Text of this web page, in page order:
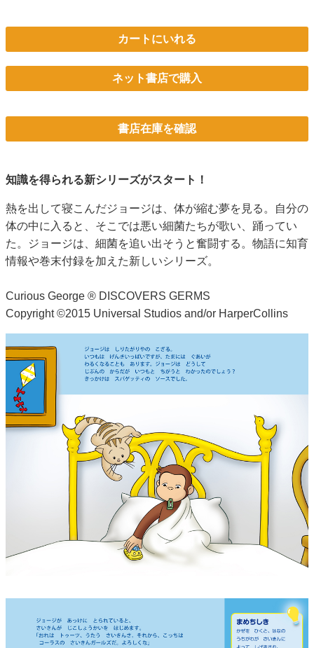
カートにいれる
ネット書店で購入
書店在庫を確認
知識を得られる新シリーズがスタート！
熱を出して寝こんだジョージは、体が縮む夢を見る。自分の
体の中に入ると、そこでは悪い細菌たちが歌い、踊ってい
た。ジョージは、細菌を追い出そうと奮闘する。物語に知育
情報や巻末付録を加えた新しいシリーズ。
Curious George ® DISCOVERS GERMS
Copyright ©2015 Universal Studios and/or HarperCollins